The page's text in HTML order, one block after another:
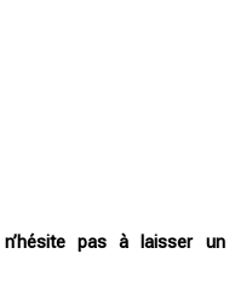
n’hésite pas à laisser un